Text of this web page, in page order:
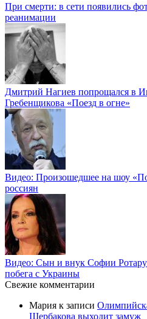
При смерти: в сети появились
реанимации
Дмитрий Нагиев попрощался в
Гребенщикова «Поезд в огне»
Видео: Произошедшее на шоу
россиян
Видео: Сын и внук Софии
побега с Украины
Свежие комментарии
Мария к записи
Щербакова выходит замуж